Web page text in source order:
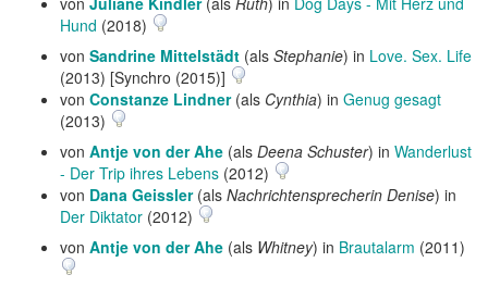
Hund (2018)
von Sandrine Mittelstädt (als Stephanie) in Love. Sex. Life
(2013) [Synchro (2015)]
von Constanze Lindner(als Cynthia) in Genug gesagt
(2013)
von Antje von der Ahe (als Deena Schuster) in Wanderlust
- Der Trip ihres Lebens (2012)
von Dana Geissler(als Nachrichtensprecherin Denise) in
Der Diktator (2012)
von Antje von der Ahe (als Whitney) in Brautalarm (2011)